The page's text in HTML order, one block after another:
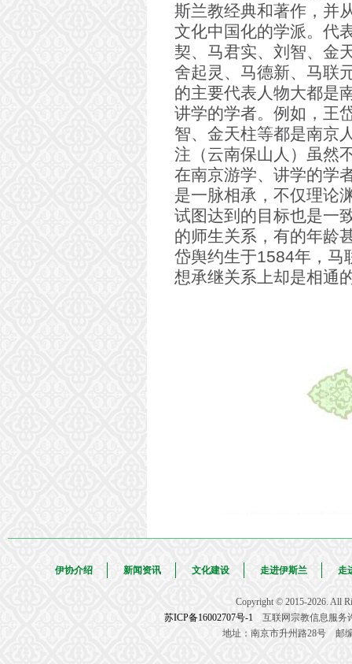
斯兰教经典和著作，并
文化中国化的学派。代
契、马君实、刘智、金
舍起灵、马德新、马联
的主要代表人物大都是
讲学的学者。例如，王
智、金天柱等都是南京
注（云南保山人）虽然
在南京游学、讲学的学
是一脉相承，不仅理论
试图达到的目标也是一
的师生关系，有的年龄
岱舆约生于1584年，马
想承继关系上却是相通
伊协介绍 新闻资讯 文化建设 走进伊斯兰 走
Copyright © 2015-2026. All
苏ICP备16002707号-1 互联网宗教信息服务
地址：南京市升州路28号 邮